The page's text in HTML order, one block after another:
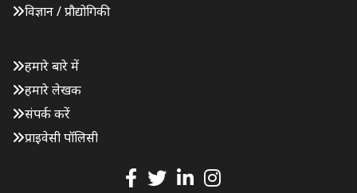
विज्ञान / प्रौद्योगिकी
हमारे बारे में
हमारे लेखक
संपर्क करें
प्राइवेसी पॉलिसी